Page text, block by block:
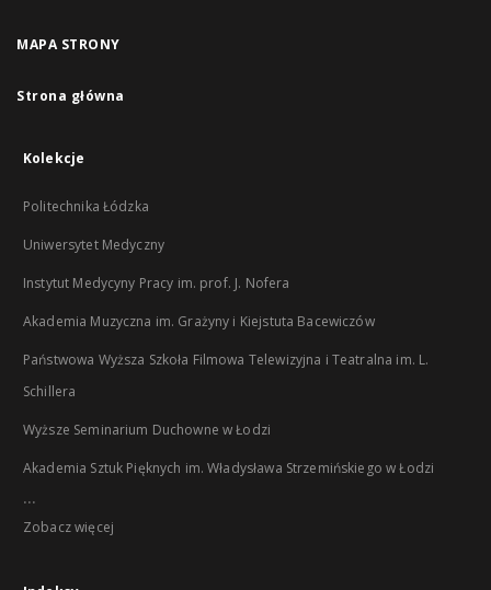
MAPA STRONY
Strona główna
Kolekcje
Politechnika Łódzka
Uniwersytet Medyczny
Instytut Medycyny Pracy im. prof. J. Nofera
Akademia Muzyczna im. Grażyny i Kiejstuta Bacewiczów
Państwowa Wyższa Szkoła Filmowa Telewizyjna i Teatralna im. L.
Schillera
Wyższe Seminarium Duchowne w Łodzi
Akademia Sztuk Pięknych im. Władysława Strzemińskiego w Łodzi
...
Zobacz więcej